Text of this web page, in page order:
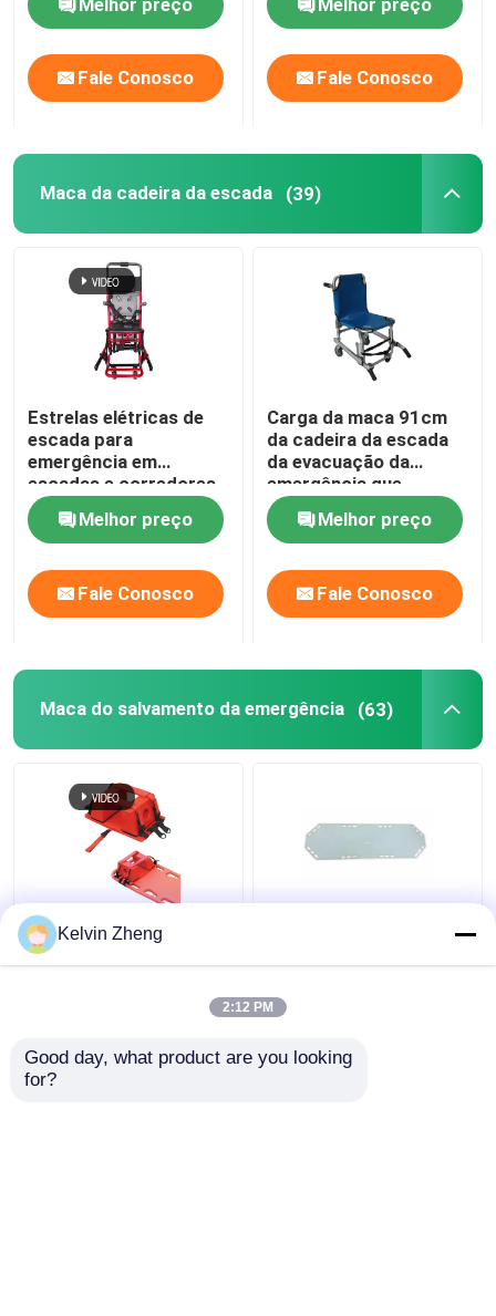
Fale Conosco Fale Conosco
Maca da cadeira da escada (39)
Estrelas elétricas de
escada para
emergência em
escadas e corredores
Melhor preço
Fale Conosco
Carga da maca 91cm
da cadeira da escada
da evacuação da
emergência que
carrega 159KG
Melhor preço
Fale Conosco
Maca do salvamento da emergência (63)
do salvamento da
emergência da
Kelvin Zheng
2:12 PM
Good day, what product are you looking
for?